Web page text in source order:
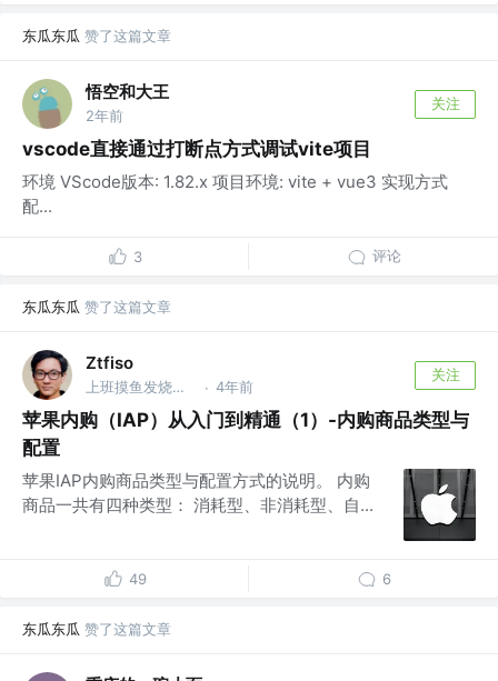
东瓜东瓜 赞了这篇文章
悟空和大王
2年前
关注
vscode直接通过打断点方式调试vite项目
环境 VScode版本: 1.82.x 项目环境: vite + vue3 实现方式
配...
3 评论
东瓜东瓜 赞了这篇文章
Ztfiso
上班摸鱼发烧友 @Miu Studio · 4年前
关注
苹果内购（IAP）从入门到精通（1）-内购商品类型与
配置
苹果IAP内购商品类型与配置方式的说明。 内购
商品一共有四种类型： 消耗型、非消耗型、自...
49 6
东瓜东瓜 赞了这篇文章